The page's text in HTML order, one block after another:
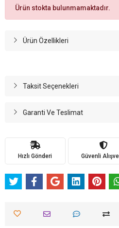
Ürün stokta bulunmamaktadır.
Ürün Özellikleri
Taksit Seçenekleri
Garanti Ve Teslimat
Hızlı Gönderi Güvenli